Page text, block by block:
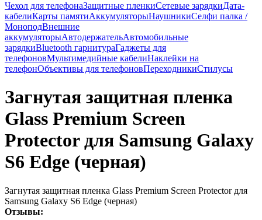
Чехол для телефонаЗащитные пленкиСетевые зарядкиДата-
кабелиКарты памятиАккумуляторыНаушникиСелфи палка /
МоноподВнешние
аккумуляторыАвтодержательАвтомобильные
зарядкиBluetooth гарнитураГаджеты для
телефоновМультимедийные кабелиНаклейки на
телефонОбъективы для телефоновПереходникиСтилусы
Загнутая защитная пленка
Glass Premium Screen
Protector для Samsung Galaxy
S6 Edge (черная)
Загнутая защитная пленка Glass Premium Screen Protector для
Samsung Galaxy S6 Edge (черная)
Отзывы: